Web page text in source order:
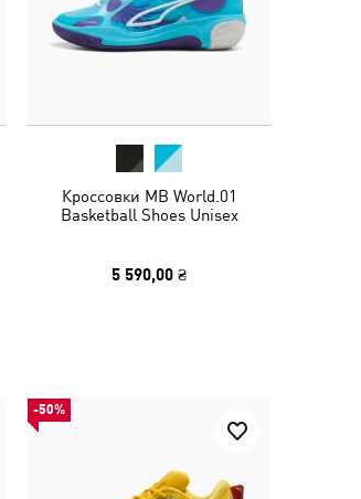
Кроссовки MB World.01
Basketball Shoes Unisex
5 590,00 ₴
-50%